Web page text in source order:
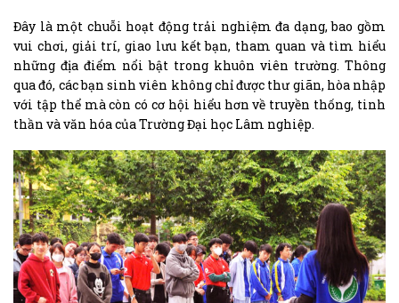
Đây là một chuỗi hoạt động trải nghiệm đa dạng, bao gồm
vui chơi, giải trí, giao lưu kết bạn, tham quan và tìm hiểu
những địa điểm nổi bật trong khuôn viên trường. Thông
qua đó, các bạn sinh viên không chỉ được thư giãn, hòa nhập
với tập thể mà còn có cơ hội hiểu hơn về truyền thống, tinh
thần và văn hóa của Trường Đại học Lâm nghiệp.